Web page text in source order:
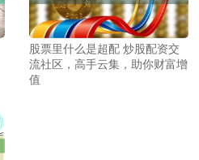
股票里什么是超配 炒股配资交
流社区，高手云集，助你财富增
值